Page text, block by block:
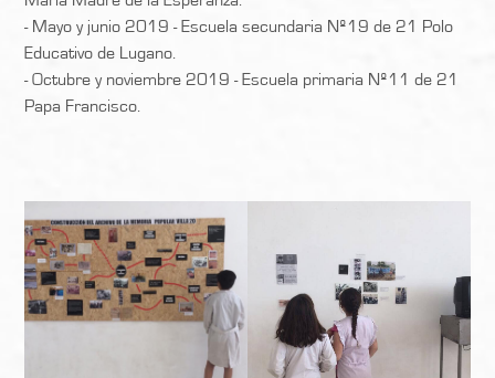
- Mayo y junio 2019 - Escuela secundaria Nº19 de 21 Polo
Educativo de Lugano.
- Octubre y noviembre 2019 - Escuela primaria Nº11 de 21
Papa Francisco.